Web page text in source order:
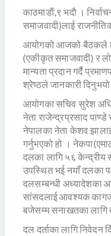
काठमाडाैं,९ भदाै ।
समाजवादी)लाई
आयोगको आजको बैठकले
(एकीकृत समाजवादी) र
मान्यता प्रदान गर्दै
श्रेष्ठले जानकारी दिनुभयो
आयोगका सचिव सुरेश
नेता राजेन्द्रप्रसाद पाण्डे
नेपालका नेता केशव
गर्नुभएको हो ।
दलका लागि ५६
उपस्थित भई नयाँ दलका
दलसम्बन्धी अध्यादेशका
सांसदलाई आवश्यक
बजेसम्म सनाखतका लागि
दल दर्ताका लागि निवेदन